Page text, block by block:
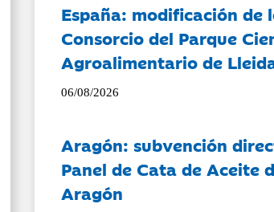
España: modificación de
Consorcio del Parque
Agroalimentario de
06/08/2026
Aragón: subvención
Panel de Cata de Aceite
Aragón